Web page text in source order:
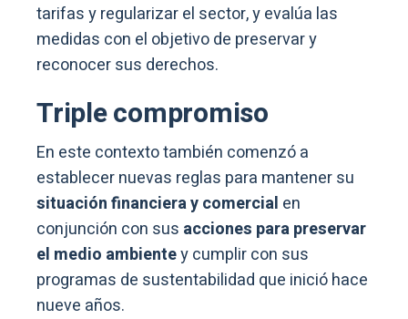
tarifas y regularizar el sector, y evalúa las
medidas con el objetivo de preservar y
reconocer sus derechos.
Triple compromiso
En este contexto también comenzó a
establecer nuevas reglas para mantener su
situación financiera y comercial en
conjunción con sus acciones para preservar
el medio ambientey cumplir con sus
programas de sustentabilidad que inició hace
nueve años.